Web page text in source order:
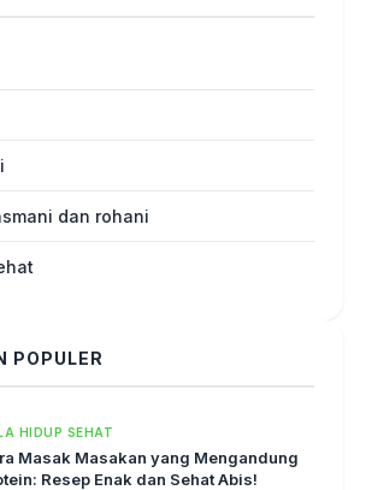
dan rohani
POPULER
HIDUP SEHAT
Masak Masakan yang Mengandung
Resep Enak dan Sehat Abis!